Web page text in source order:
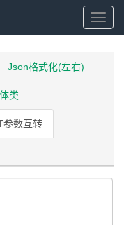
站
箱
Json格式化(左右)
类
参数互转